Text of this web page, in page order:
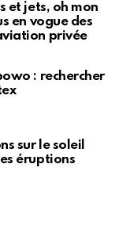
et jets, oh mon
en vogue des
privée
: rechercher
sur le soleil
éruptions